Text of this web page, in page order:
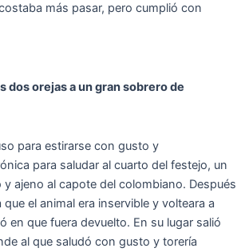
más pasar, pero cumplió con
dos orejas a un gran sobrero de
para estirarse con gusto y
para saludar al cuarto del festejo, un
ajeno al capote del colombiano. Después
el animal era inservible y volteara a
en que fuera devuelto. En su lugar salió
al que saludó con gusto y torería